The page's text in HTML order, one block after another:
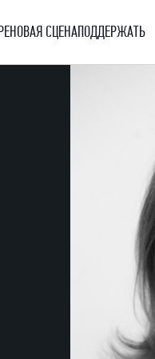
НОВАЯ СЦЕНАПОДДЕРЖАТЬ